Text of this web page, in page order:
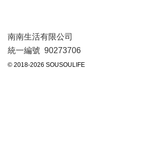
南南生活有限公司
統一編號 90273706
© 2018-2026 SOUSOULIFE